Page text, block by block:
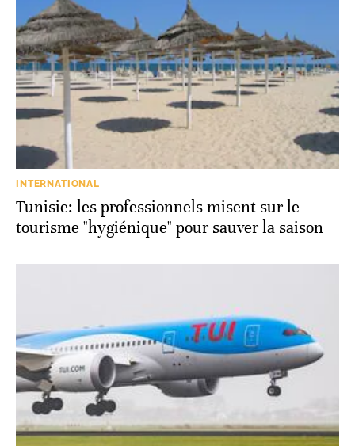
INTERNATIONAL
Tunisie: les professionnels misent sur le
tourisme "hygiénique" pour sauver la saison